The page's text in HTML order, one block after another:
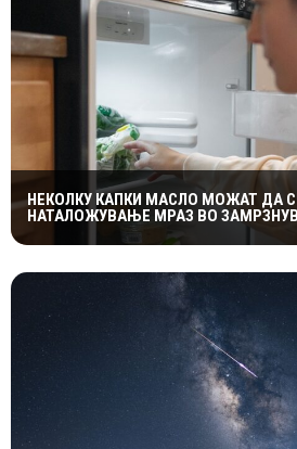
НЕКОЛКУ КАПКИ МАСЛО МОЖАТ ДА
НАТАЛОЖУВАЊЕ МРАЗ ВО
ФУНКЦИОНИРА ЕДНОСТАВНИОТ ТРИК